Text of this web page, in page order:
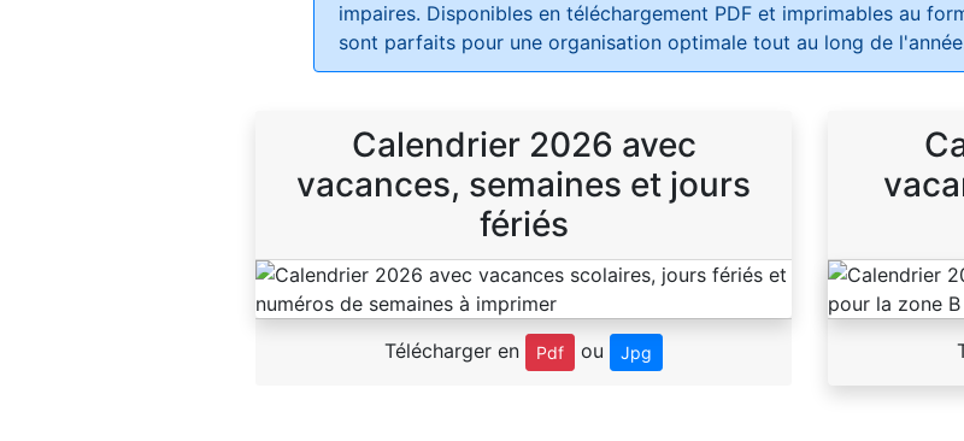
impaires. Disponibles en téléchargement PDF et imprimables au
sont parfaits pour une organisation optimale tout au long de
Calendrier 2026 avec
vacances, semaines et jours
fériés
Télécharger en Pdf ou Jpg